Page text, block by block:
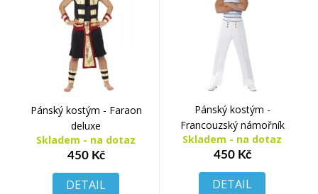
Pánský kostým - Faraon
deluxe
Skladem - na dotaz
450 Kč
DETAIL
Pánský kostým -
Francouzský námořník
Skladem - na dotaz
450 Kč
DETAIL